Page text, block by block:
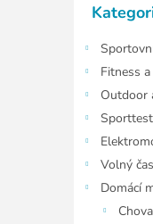
kategorie
Fitness
Outdoor
Volný čas
Domácí